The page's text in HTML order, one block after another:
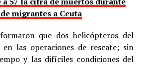
migrantes a Ceuta
que dos helicópteros del
las operaciones de rescate; sin
y las difíciles condiciones del